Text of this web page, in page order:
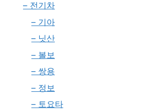
– 전기차
– 기아
– 닛산
– 볼보
– 쌍용
– 정보
– 토요타